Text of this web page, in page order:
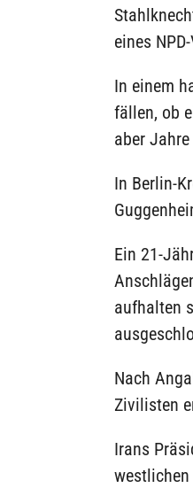
eines
In einem
fällen, ob
aber
In Berlin-
Ein 21-
aufhalten
Nach
Zivilisten
Irans